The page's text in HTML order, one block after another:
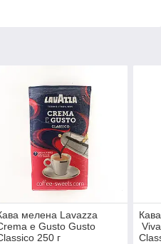
мелена Lavazza
e Gusto Gusto
250 г